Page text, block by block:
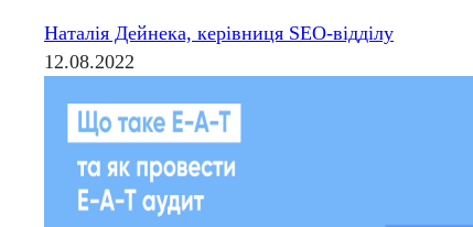
Наталія Дейнека, керівниця SEO-відділу
12.08.2022